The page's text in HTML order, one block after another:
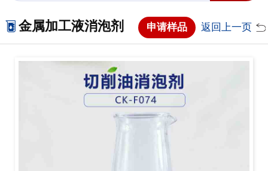
金属加工液消泡剂 申请样品 返回上一页